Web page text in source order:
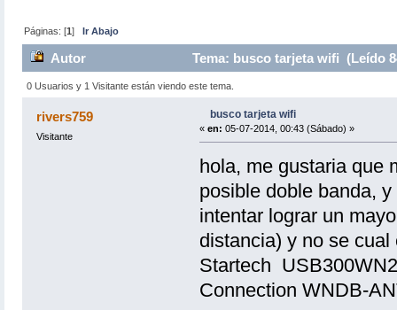
Páginas: [1]Ir Abajo
Autor Tema: busco tarjeta wifi (Leído
0 Usuarios y 1 Visitante están viendo este tema.
rivers759
Visitante
busco tarjeta wifi
« en: 05-07-2014, 00:43 (Sábado) »
hola, me gustaria que
posible doble banda,
intentar lograr un
distancia) y no se
Startech
Connection WNDB-